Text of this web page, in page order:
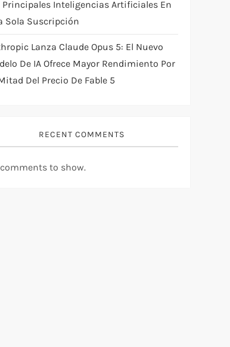
Principales Inteligencias Artificiales En
Sola Suscripción
Lanza Claude Opus 5: El Nuevo
De IA Ofrece Mayor Rendimiento Por
Del Precio De Fable 5
RECENT COMMENTS
to show.